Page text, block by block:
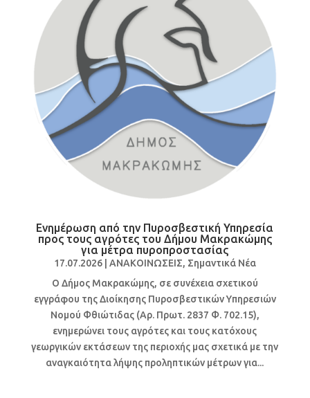
Ενημέρωση από την Πυροσβεστική Υπηρεσία
προς τους αγρότες του Δήμου Μακρακώμης
για μέτρα πυροπροστασίας
17.07.2026| ΑΝΑΚΟΙΝΩΣΕΙΣ, Σημαντικά Νέα
Ο Δήμος Μακρακώμης, σε συνέχεια σχετικού
εγγράφου της Διοίκησης Πυροσβεστικών Υπηρεσιών
Νομού Φθιώτιδας (Αρ. Πρωτ. 2837 Φ. 702.15),
ενημερώνει τους αγρότες και τους κατόχους
γεωργικών εκτάσεων της περιοχής μας σχετικά με την
αναγκαιότητα λήψης προληπτικών μέτρων για...